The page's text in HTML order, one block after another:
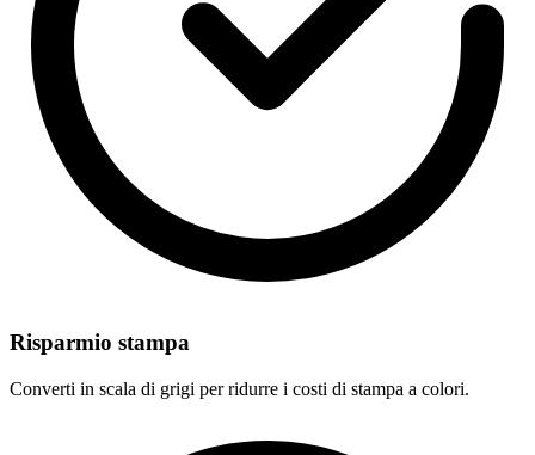
Risparmio stampa
Converti in scala di grigi per ridurre i costi di stampa a colori.